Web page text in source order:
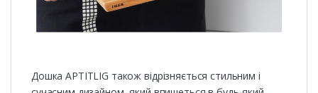
Дошка APTITLIG також відрізняється стильним і